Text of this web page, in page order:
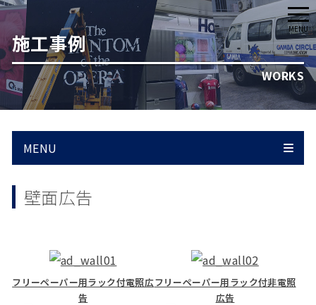
施工事例
WORKS
MENU
壁面広告
フリーペーパー用ラック付電照広
告
フリーペーパー用ラック付非電照
広告
メ
ニ
ュ
ー
MENU